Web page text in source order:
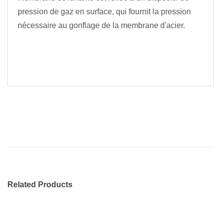
pression de gaz en surface, qui fournit la pression
nécessaire au gonflage de la membrane d'acier.
Related Products